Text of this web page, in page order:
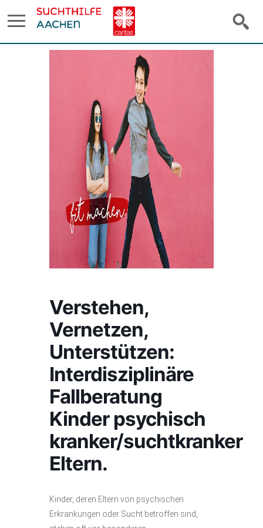
Verstehen,
Vernetzen,
Unterstützen:
Interdisziplinäre
Fallberatung
Kinder psychisch
kranker/suchtkranker
Eltern.
Kinder, deren Eltern von psychischen
Erkrankungen oder Sucht betroffen sind,